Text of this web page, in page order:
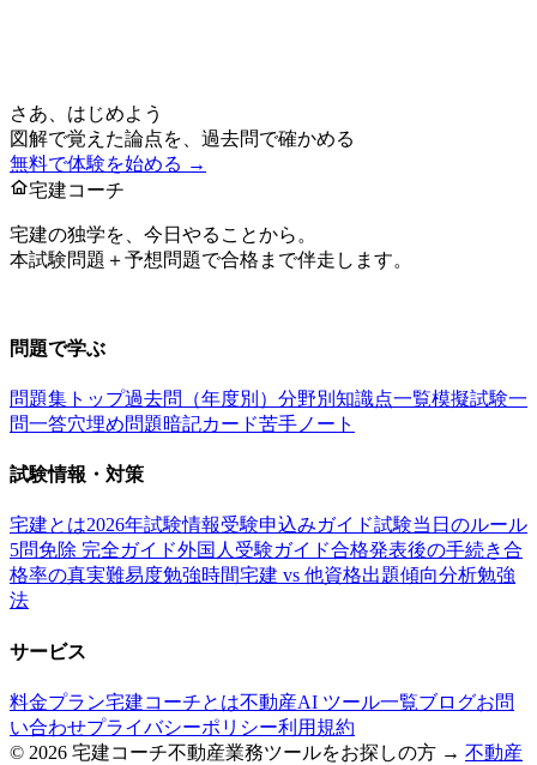
さあ、はじめよう
図解で覚えた論点を、過去問で確かめる
無料で体験を始める →
宅建コーチ
宅建の独学を、今日やることから。
本試験問題＋予想問題で合格まで伴走します。
問題で学ぶ
問題集トップ過去問（年度別） 分野別 知識点一覧模擬試験一
問一答穴埋め問題暗記カード苦手ノート
試験情報・対策
宅建とは2026年試験情報受験申込みガイド試験当日のルール
5問免除 完全ガイド外国人受験ガイド合格発表後の手続き合
格率の真実難易度勉強時間宅建 vs 他資格出題傾向分析勉強
法
サービス
料金プラン宅建コーチとは不動産AI ツール一覧ブログお問
い合わせプライバシーポリシー利用規約
© 2026 宅建コーチ不動産業務ツールをお探しの方 → 不動産